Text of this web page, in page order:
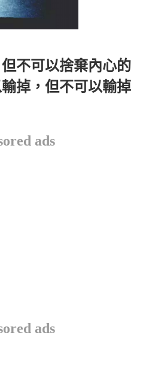
不可以捨棄內心的
掉，但不可以輸掉
ads
ads